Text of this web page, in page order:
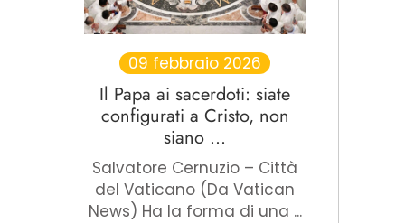
09 febbraio 2026
Il Papa ai sacerdoti: siate
configurati a Cristo, non
siano ...
Salvatore Cernuzio – Città
del Vaticano (Da Vatican
News) Ha la forma di una ...